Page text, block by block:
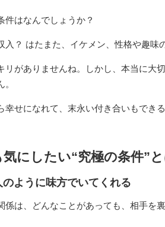
件はなんでしょうか？
入？ はたまた、イケメン、性格や趣
リがありませんね。しかし、本当に大
幸せになれて、末永い付き合いもでき
にしたい“究極の条件”と
ように味方でいてくれる
係は、どんなことがあっても、相手を